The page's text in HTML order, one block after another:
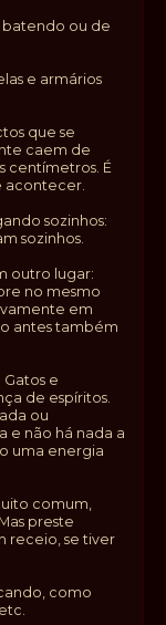
batendo ou de
e armários
que se
caem de
centímetros. É
acontecer.
sozinhos:
sozinhos.
outro lugar:
no mesmo
em
antes também
e
de espíritos.
ou
e não há nada a
uma energia
comum,
preste
receio, se tiver
como